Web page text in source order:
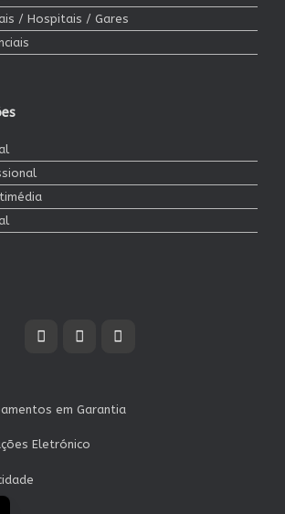
/ Hospitais / Gares
em Garantia
Eletrónico